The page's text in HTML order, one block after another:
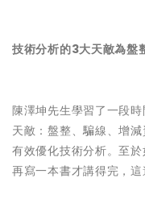
技術分析的3大天敵為盤
陳澤坤先生學習了一段
天敵：盤整、騙線、增
有效優化技術分析。至
再寫一本書才講得完，這